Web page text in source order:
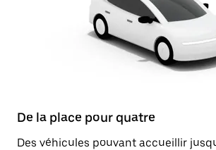
De la place pour quatre
Des véhicules pouvant accueillir